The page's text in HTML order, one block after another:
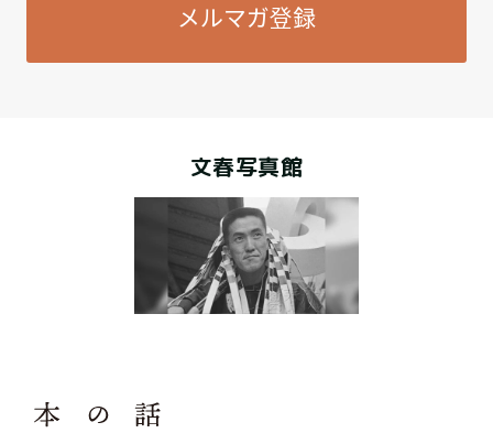
メルマガ登録
文春写真館